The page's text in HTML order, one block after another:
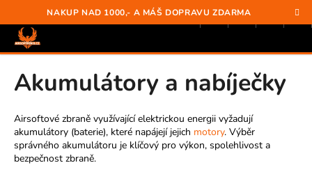
obsah
NAKUP NAD 1000,- A MÁŠ DOPRAVU ZDARMA
HledatPřihlášení
Akumulátory a nabíječky
Airsoftové zbraně využívající elektrickou energii vyžadují
akumulátory (baterie), které napájejí jejich motory. Výběr
správného akumulátoru je klíčový pro výkon, spolehlivost a
bezpečnost zbraně.
o
í
C
O
P
O
T
Ř